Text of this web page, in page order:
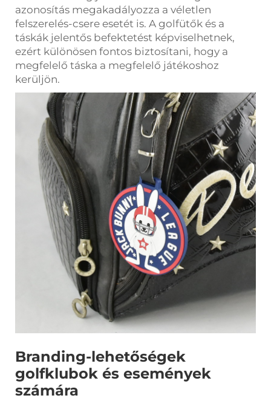
azonosítás megakadályozza a véletlen
felszerelés-csere esetét is. A golfütők és a
táskák jelentős befektetést képviselhetnek,
ezért különösen fontos biztosítani, hogy a
megfelelő táska a megfelelő játékoshoz
kerüljön.
Branding-lehetőségek
golfklubok és események
számára